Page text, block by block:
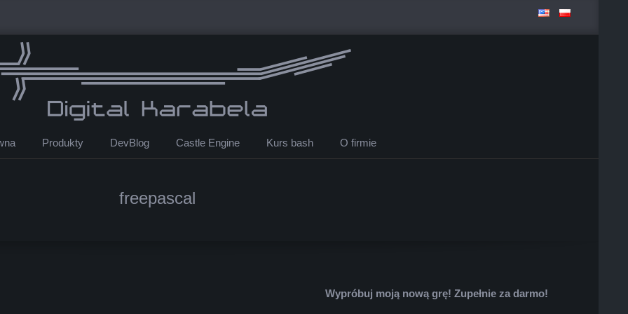
Produkty DevBlog Castle Engine Kurs bash O firmie
freepascal
Wypróbuj moją nową grę! Zupełnie za darmo!